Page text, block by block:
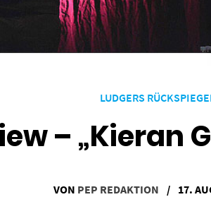
LUDGERS
– „Kieran
VON PEP REDAKTION / 17.